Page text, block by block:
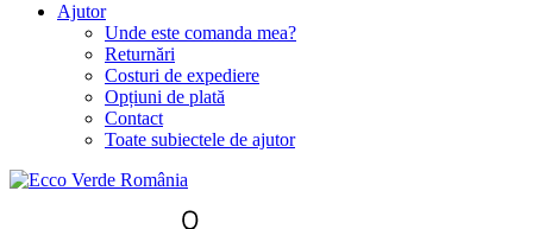
Ajutor
Unde este comanda mea?
Returnări
Costuri de expediere
Opțiuni de plată
Contact
Toate subiectele de ajutor